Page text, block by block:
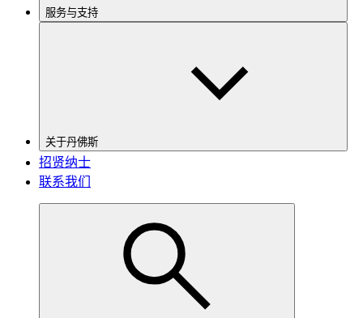
服务与支持
关于丹佛斯
招贤纳士
联系我们